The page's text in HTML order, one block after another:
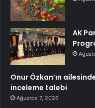
AK
Onur Özkan’ın
inceleme talebi
Ağustos 7, 2026